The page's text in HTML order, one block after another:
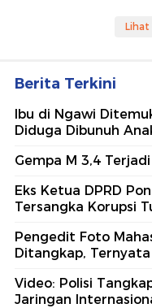
Lihat
Berita Terkini
Ibu di Ngawi
Diduga Dibunuh
Gempa M 3,4
Eks Ketua DPRD
Tersangka Korupsi
Pengedit Foto
Ditangkap,
Video: Polisi
Jaringan